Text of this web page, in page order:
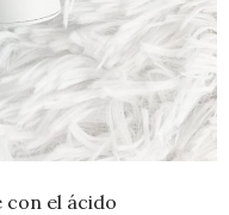
con el ácido